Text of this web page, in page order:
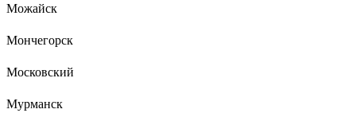
Можайск
Мончегорск
Московский
Мурманск